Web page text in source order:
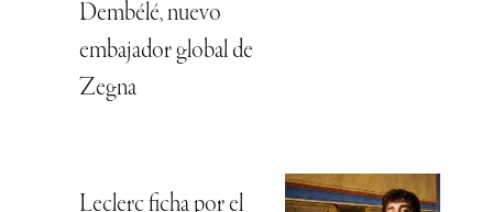
Dembélé, nuevo
embajador global de
Zegna
Leclerc ficha por el